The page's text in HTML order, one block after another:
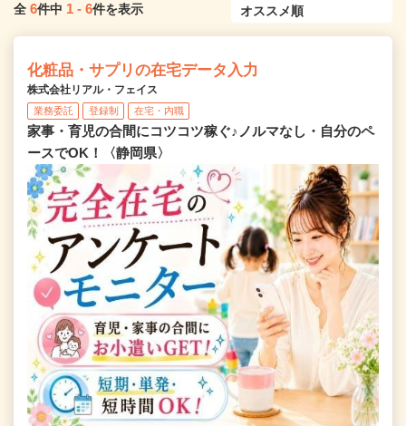
全 6件中 1 - 6件を表示
化粧品・サプリの在宅データ入力
株式会社リアル・フェイス
業務委託 登録制 在宅・内職
家事・育児の合間にコツコツ稼ぐ♪ノルマなし・自分のペ
ースでOK！〈静岡県〉